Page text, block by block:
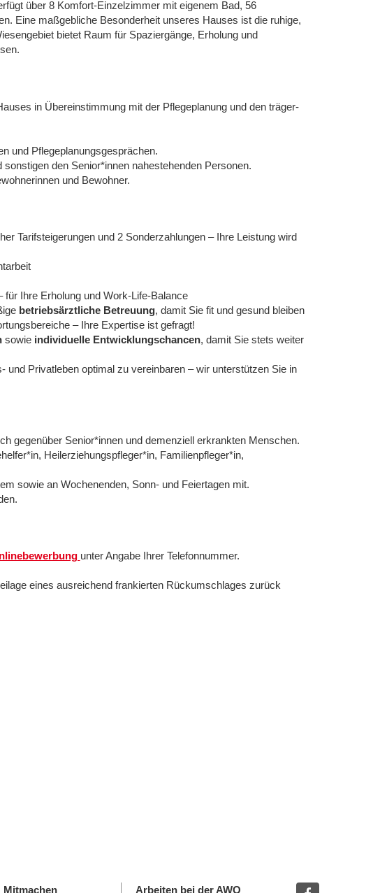
über 8 Komfort-Einzelzimmer mit eigenem Bad, 56
Eine maßgebliche Besonderheit unseres Hauses ist die ruhige,
bietet Raum für Spaziergänge, Erholung und
in Übereinstimmung mit der Pflegeplanung und den träger-
und Pflegeplanungsgesprächen.
den Senior*innen nahestehenden Personen.
und Bewohner.
Tarifsteigerungen und 2 Sonderzahlungen – Ihre Leistung wird
Ihre Erholung und Work-Life-Balance
betriebsärztliche Betreuung, damit Sie fit und gesund bleiben
– Ihre Expertise ist gefragt!
sowie individuelle Entwicklungschancen, damit Sie stets weiter
und Privatleben optimal zu vereinbaren – wir unterstützen Sie in
gegenüber Senior*innen und demenziell erkrankten Menschen.
Heilerziehungspfleger*in, Familienpfleger*in,
sowie an Wochenenden, Sonn- und Feiertagen mit.
unter Angabe Ihrer Telefonnummer.
eines ausreichend frankierten Rückumschlages zurück
Mitmachen Arbeiten bei der AWO